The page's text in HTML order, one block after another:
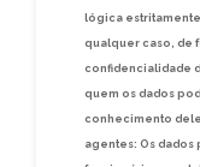
lógica
qualquer caso, de
confidencialidade
quem os dados
conhecimento
agentes: Os